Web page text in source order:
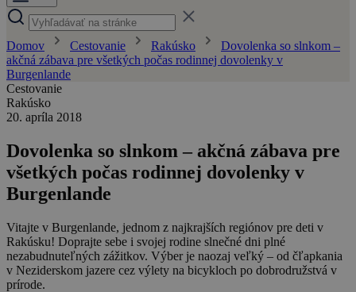
Domov Cestovanie Rakúsko
Dovolenka so slnkom –
akčná zábava pre všetkých počas rodinnej dovolenky v
Burgenlande
Cestovanie
Rakúsko
20. apríla 2018
Dovolenka so slnkom – akčná zábava pre
všetkých počas rodinnej dovolenky v
Burgenlande
Vitajte v Burgenlande, jednom z najkrajších regiónov pre deti v
Rakúsku! Doprajte sebe i svojej rodine slnečné dni plné
nezabudnuteľných zážitkov. Výber je naozaj veľký – od čľapkania
v Neziderskom jazere cez výlety na bicykloch po dobrodružstvá v
prírode.